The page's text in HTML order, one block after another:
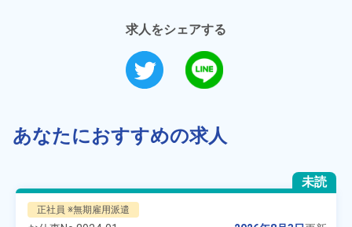
求人をシェアする
あなたにおすすめの求人
未読
正社員 ※無期雇用派遣